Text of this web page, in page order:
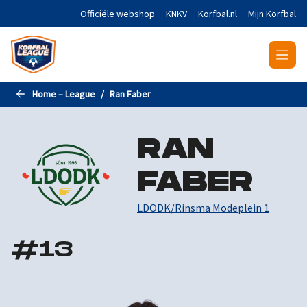
Naar de hoofdinhoud gaanOfficiële webshop KNKV Korfbal.nl Mijn Korfbal
Home – League Ran Faber
RAN
FABER
LDODK/Rinsma Modeplein 1
#13